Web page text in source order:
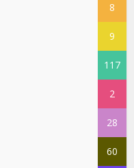
8
9
117
2
28
60